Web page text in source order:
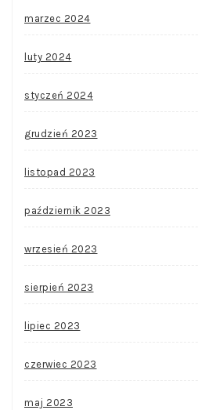
marzec 2024
luty 2024
styczeń 2024
grudzień 2023
listopad 2023
październik 2023
wrzesień 2023
sierpień 2023
lipiec 2023
czerwiec 2023
maj 2023